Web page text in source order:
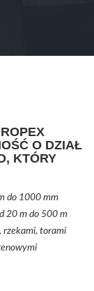
O DZIAŁ
KTÓRY
do 1000 mm
20 m do 500 m
rzekami, torami